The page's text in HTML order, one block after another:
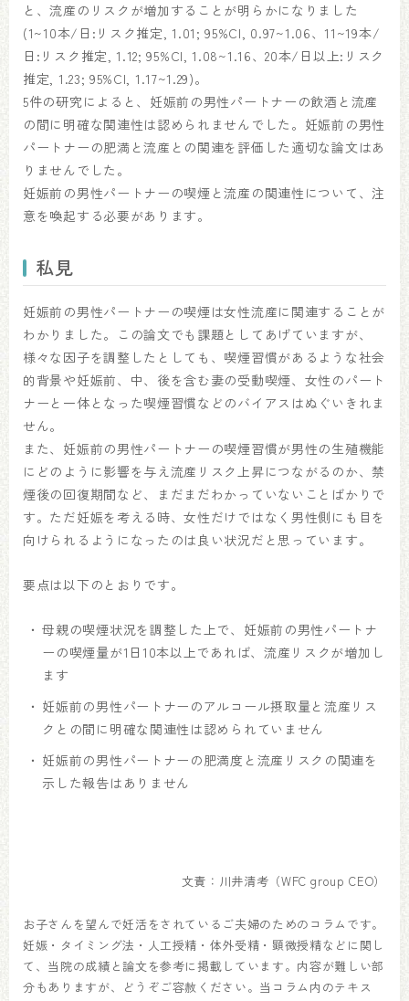
と、流産のリスクが増加することが明らかになりました
(1~10本/日:リスク推定, 1.01; 95%CI, 0.97~1.06、11~19本/
日:リスク推定, 1.12; 95%CI, 1.08~1.16、20本/日以上:リスク
推定, 1.23; 95%CI, 1.17~1.29)。
5件の研究によると、妊娠前の男性パートナーの飲酒と流産
の間に明確な関連性は認められませんでした。妊娠前の男性
パートナーの肥満と流産との関連を評価した適切な論文はあ
りませんでした。
妊娠前の男性パートナーの喫煙と流産の関連性について、注
意を喚起する必要があります。
私見
妊娠前の男性パートナーの喫煙は女性流産に関連することが
わかりました。この論文でも課題としてあげていますが、
様々な因子を調整したとしても、喫煙習慣があるような社会
的背景や妊娠前、中、後を含む妻の受動喫煙、女性のパート
ナーと一体となった喫煙習慣などのバイアスはぬぐいきれま
せん。
また、妊娠前の男性パートナーの喫煙習慣が男性の生殖機能
にどのように影響を与え流産リスク上昇につながるのか、禁
煙後の回復期間など、まだまだわかっていないことばかりで
す。ただ妊娠を考える時、女性だけではなく男性側にも目を
向けられるようになったのは良い状況だと思っています。
要点は以下のとおりです。
母親の喫煙状況を調整した上で、妊娠前の男性パートナ
ーの喫煙量が1日10本以上であれば、流産リスクが増加し
ます
妊娠前の男性パートナーのアルコール摂取量と流産リス
クとの間に明確な関連性は認められていません
妊娠前の男性パートナーの肥満度と流産リスクの関連を
示した報告はありません
文責：川井清考（WFC group CEO）
お子さんを望んで妊活をされているご夫婦のためのコラムです。
妊娠・タイミング法・人工授精・体外受精・顕微授精などに関し
て、当院の成績と論文を参考に掲載しています。内容が難しい部
分もありますが、どうぞご容赦ください。当コラム内のテキス